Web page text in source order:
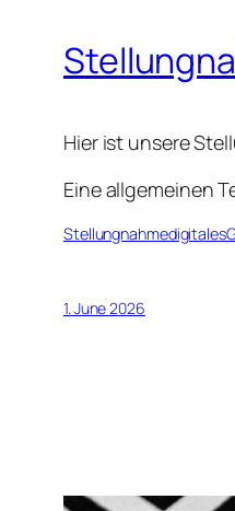
Hier ist unsere
Eine allgemeinen
1. June 2026